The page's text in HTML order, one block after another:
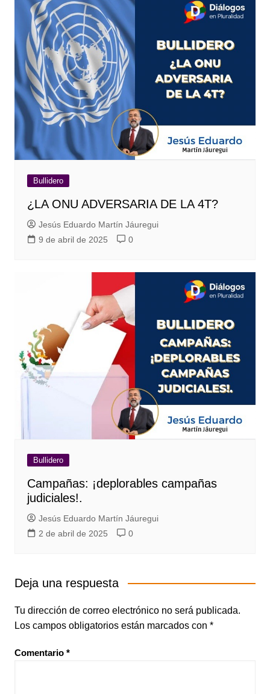
Bullidero
¿LA ONU ADVERSARIA DE LA 4T?
Jesús Eduardo Martín Jáuregui
9 de abril de 2025
0
Bullidero
Campañas: ¡deplorables campañas
judiciales!.
Jesús Eduardo Martín Jáuregui
2 de abril de 2025
0
Deja una respuesta
Tu dirección de correo electrónico no será publicada.
Los campos obligatorios están marcados con *
Comentario *